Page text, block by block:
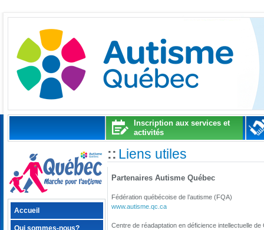
Inscription aux services et
activités
Accueil
Qui sommes-nous?
:: Liens utiles
Partenaires Autisme Québec
Fédération québécoise de l’autisme (FQA)
www.autisme.qc.ca
Centre de réadaptation en déficience intellectuelle de